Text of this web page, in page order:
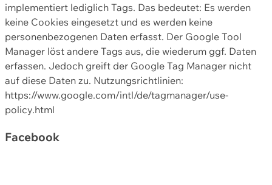
implementiert lediglich Tags. Das bedeutet: Es werden
keine Cookies eingesetzt und es werden keine
personenbezogenen Daten erfasst. Der Google Tool
Manager löst andere Tags aus, die wiederum ggf. Daten
erfassen. Jedoch greift der Google Tag Manager nicht
auf diese Daten zu. Nutzungsrichtlinien:
https://www.google.com/intl/de/tagmanager/use-
policy.html
Facebook